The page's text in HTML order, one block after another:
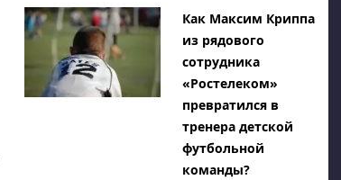
Как Максим Криппа
из рядового
сотрудника
«Ростелеком»
превратился в
тренера детской
футбольной
команды?